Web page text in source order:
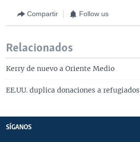
Compartir Follow us
Relacionados
Kerry de nuevo a Oriente Medio
EE.UU. duplica donaciones a refugiados
SÍGANOS